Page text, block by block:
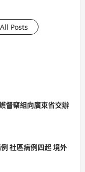
Posts
督察組向廣東省交辦
社區病例四起 境外